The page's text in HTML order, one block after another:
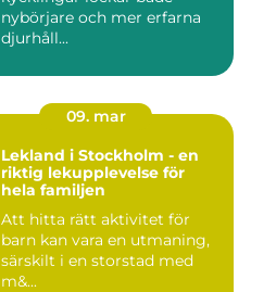
nybörjare och mer erfarna
djurhåll...
09. mar
Lekland i Stockholm - en
riktig lekupplevelse för
hela familjen
Att hitta rätt aktivitet för
barn kan vara en utmaning,
särskilt i en storstad med
m&...